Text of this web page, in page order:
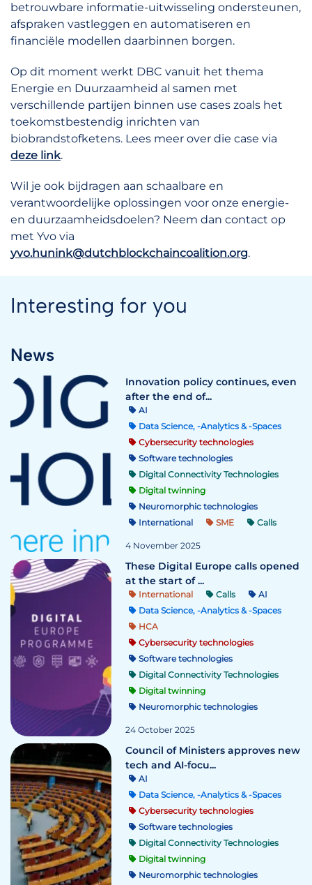
betrouwbare informatie-uitwisseling ondersteunen,
afspraken vastleggen en automatiseren en
financiële modellen daarbinnen borgen.
Op dit moment werkt DBC vanuit het thema
Energie en Duurzaamheid al samen met
verschillende partijen binnen use cases zoals het
toekomstbestendig inrichten van
biobrandstofketens. Lees meer over die case via
deze link.
Wil je ook bijdragen aan schaalbare en
verantwoordelijke oplossingen voor onze energie-
en duurzaamheidsdoelen? Neem dan contact op
met Yvo via
yvo.hunink@dutchblockchaincoalition.org.
Interesting for you
News
Innovation policy continues, even
after the end of...
AI
Data Science, -Analytics & -Spaces
Cybersecurity technologies
Software technologies
Digital Connectivity Technologies
Digital twinning
Neuromorphic technologies
International
SME Calls
4 November 2025
These Digital Europe calls opened
at the start of ...
International Calls
AI
Data Science, -Analytics & -Spaces
HCA
Cybersecurity technologies
Software technologies
Digital Connectivity Technologies
Digital twinning
Neuromorphic technologies
24 October 2025
Council of Ministers approves new
tech and AI-focu...
AI
Data Science, -Analytics & -Spaces
Cybersecurity technologies
Software technologies
Digital Connectivity Technologies
Digital twinning
Neuromorphic technologies